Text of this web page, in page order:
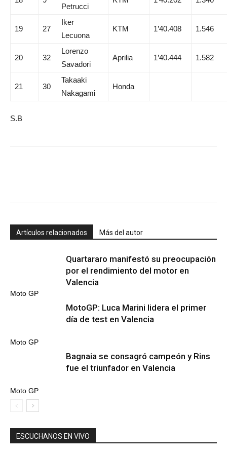
Petrucci
19 27
Iker
Lecuona
KTM 1’40.408 1.546
20 32
Lorenzo
Savadori
Aprilia 1’40.444 1.582
21 30
Takaaki
Nakagami
Honda
S.B
Artículos relacionados Más del autor
Moto GP
Quartararo manifestó su preocupación
por el rendimiento del motor en
Valencia
Moto GP
MotoGP: Luca Marini lidera el primer
día de test en Valencia
Moto GP
Bagnaia se consagró campeón y Rins
fue el triunfador en Valencia
ESCUCHANOS EN VIVO